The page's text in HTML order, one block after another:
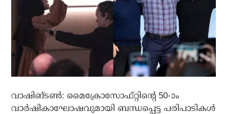
വാഷിങ്ടണ്‍: മൈക്രോസോഫ്റ്റിന്റെ 50-ാം
വാര്‍ഷികാഘോഷവുമായി ബന്ധപ്പെട്ട പരിപാടികള്‍